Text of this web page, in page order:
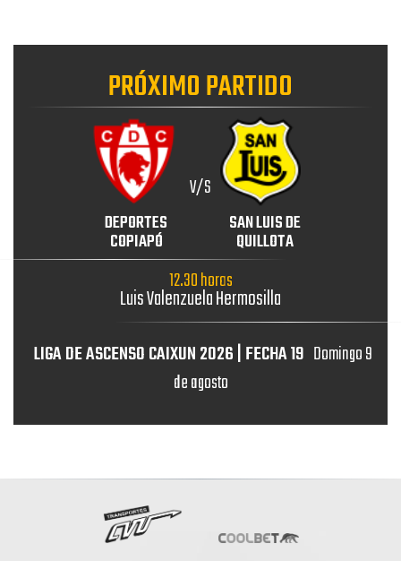
PRÓXIMO PARTIDO
DEPORTES
COPIAPÓ
V/S
SAN LUIS DE
QUILLOTA
12.30 horas
Luis Valenzuela Hermosilla
LIGA DE ASCENSO CAIXUN 2026 | FECHA 19 Domingo 9
de agosto